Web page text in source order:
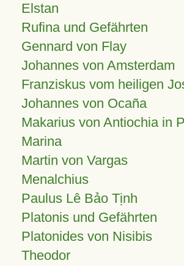
Elstan
Rufina und Gefährten
Gennard von Flay
Johannes von Amsterdam
Franziskus vom heiligen
Johannes von Ocaña
Makarius von Antiochia in
Marina
Martin von Vargas
Menalchius
Paulus Lê Bảo Tịnh
Platonis und Gefährten
Platonides von Nisibis
Theodor